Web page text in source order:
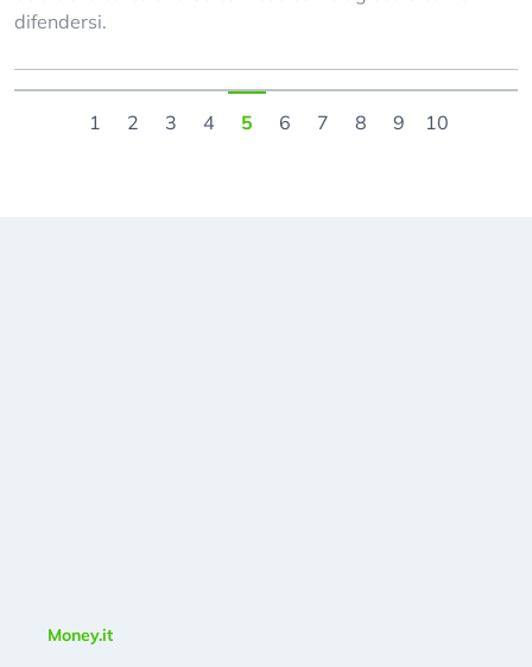
difendersi.
1 2 3 4 5 6 7 8 9 10
Money.it